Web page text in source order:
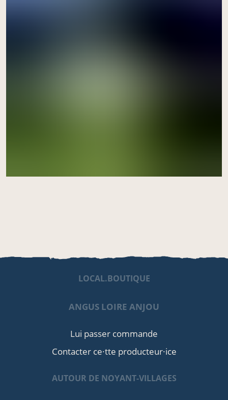
LOCAL.BOUTIQUE
ANGUS LOIRE ANJOU
Lui passer commande
Contacter ce·tte producteur·ice
AUTOUR DE NOYANT-VILLAGES